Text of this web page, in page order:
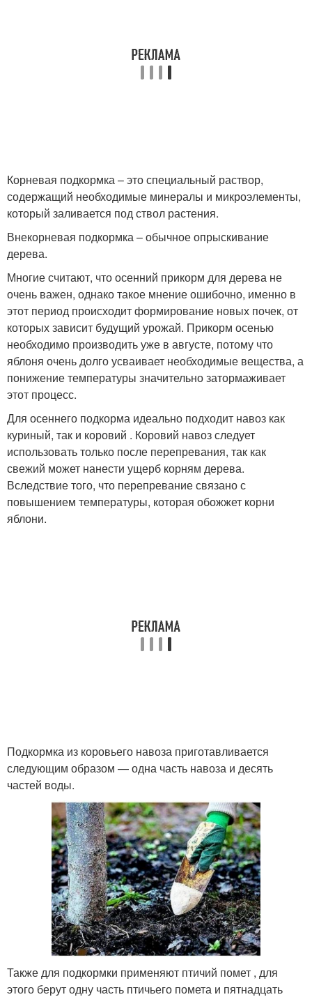
Корневая подкормка – это специальный раствор,
содержащий необходимые минералы и микроэлементы,
который заливается под ствол растения.
Внекорневая подкормка – обычное опрыскивание
дерева.
Многие считают, что осенний прикорм для дерева не
очень важен, однако такое мнение ошибочно, именно в
этот период происходит формирование новых почек, от
которых зависит будущий урожай. Прикорм осенью
необходимо производить уже в августе, потому что
яблоня очень долго усваивает необходимые вещества, а
понижение температуры значительно затормаживает
этот процесс.
Для осеннего подкорма идеально подходит навоз как
куриный, так и коровий . Коровий навоз следует
использовать только после перепревания, так как
свежий может нанести ущерб корням дерева.
Вследствие того, что перепревание связано с
повышением температуры, которая обожжет корни
яблони.
Подкормка из коровьего навоза приготавливается
следующим образом — одна часть навоза и десять
частей воды.
Также для подкормки применяют птичий помет , для
этого берут одну часть птичьего помета и пятнадцать